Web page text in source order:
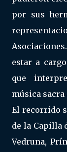
por sus
estar a
que
música sacra
El recorrido
de la Capilla
Vedruna,